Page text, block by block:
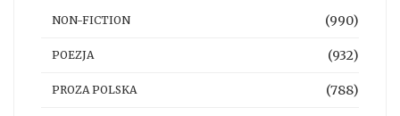
NON-FICTION (990)
POEZJA (932)
PROZA POLSKA (788)